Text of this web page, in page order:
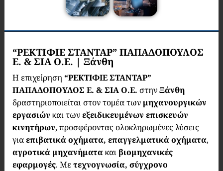
“ΡΕΚΤΙΦΙΕ ΣΤΑΝΤΑΡ” ΠΑΠΑΔΟΠΟΥΛΟΣ
Ε. & ΣΙΑ Ο.Ε. | Ξάνθη
Η επιχείρηση “ΡΕΚΤΙΦΙΕ ΣΤΑΝΤΑΡ”
ΠΑΠΑΔΟΠΟΥΛΟΣ Ε. & ΣΙΑ Ο.Ε. στηνΞάνθη
δραστηριοποιείται στον τομέα των μηχανουργικών
εργασιών και τωνεξειδικευμένων επισκευών
κινητήρων, προσφέροντας ολοκληρωμένες λύσεις
γιαεπιβατικά οχήματα, επαγγελματικά οχήματα,
αγροτικά μηχανήματακαι βιομηχανικές
εφαρμογές. Μετεχνογνωσία, σύγχρονο